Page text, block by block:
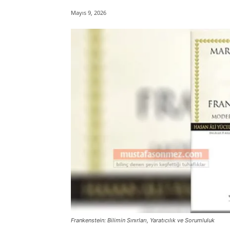
Mayıs 9, 2026
Frankenstein: Bilimin Sınırları, Yaratıcılık ve Sorumluluk